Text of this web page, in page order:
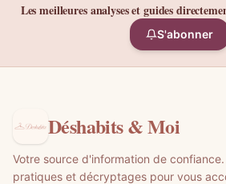
Les meilleures analyses et guides
S'abonner
Déshabits & Moi
Votre source d'information de
pratiques et décryptages pour vous